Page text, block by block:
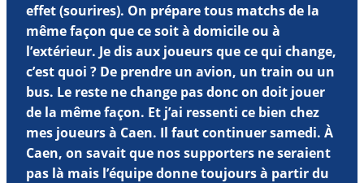
effet (sourires). On prépare tous matchs de la
même façon que ce soit à domicile ou à
l’extérieur. Je dis aux joueurs que ce qui change,
c’est quoi ? De prendre un avion, un train ou un
bus. Le reste ne change pas donc on doit jouer
de la même façon. Et j’ai ressenti ce bien chez
mes joueurs à Caen. Il faut continuer samedi. À
Caen, on savait que nos supporters ne seraient
pas là mais l’équipe donne toujours à partir du